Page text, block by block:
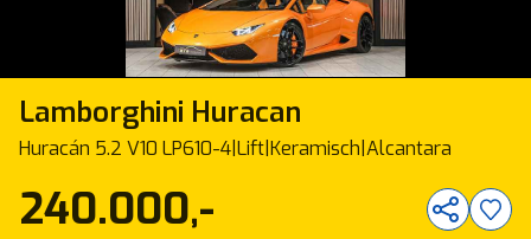
Lamborghini Huracan
Huracán 5.2 V10 LP610-4|Lift|Keramisch|Alcantara
240.000,-